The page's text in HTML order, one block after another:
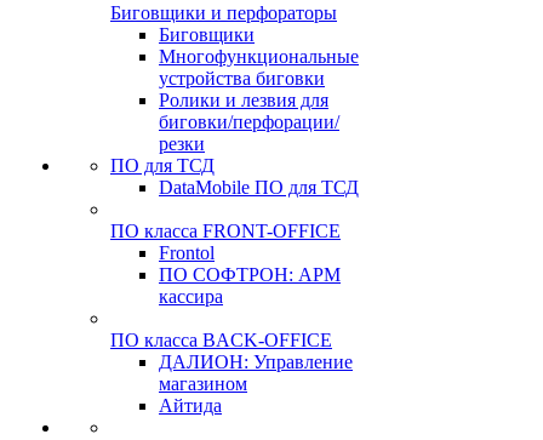
Биговщики и перфораторы
Биговщики
Многофункциональные
устройства биговки
Ролики и лезвия для
биговки/перфорации/
резки
ПО для ТСД
DataMobile ПО для ТСД
ПО класса FRONT-OFFICE
Frontol
ПО СОФТРОН: АРМ
кассира
ПО класса BACK-OFFICE
ДАЛИОН: Управление
магазином
Айтида